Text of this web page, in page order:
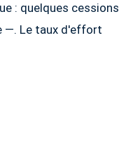
: quelques cessions
—. Le taux d'effort